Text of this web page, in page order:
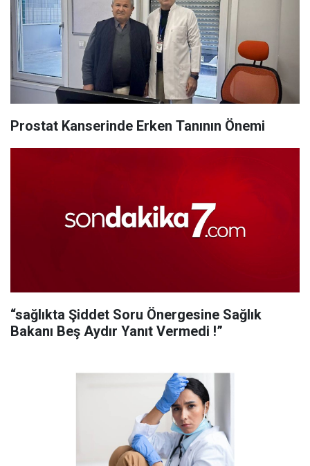
Prostat Kanserinde Erken Tanının Önemi
“sağlıkta Şiddet Soru Önergesine Sağlık
Bakanı Beş Aydır Yanıt Vermedi !”